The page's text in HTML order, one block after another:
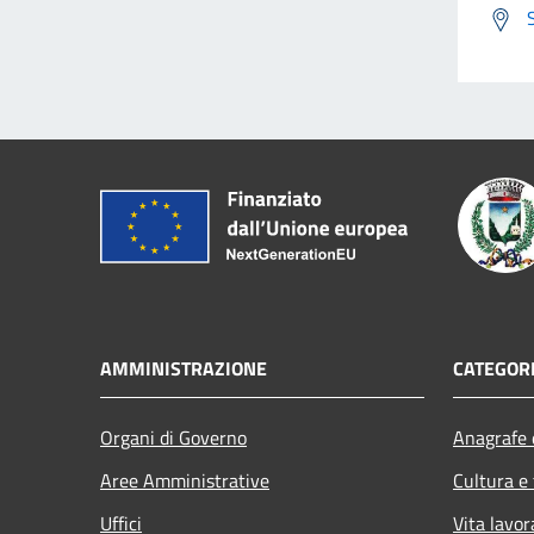
AMMINISTRAZIONE
Organi di Governo
Aree Amministrative
Uffici
Cultura
Vita